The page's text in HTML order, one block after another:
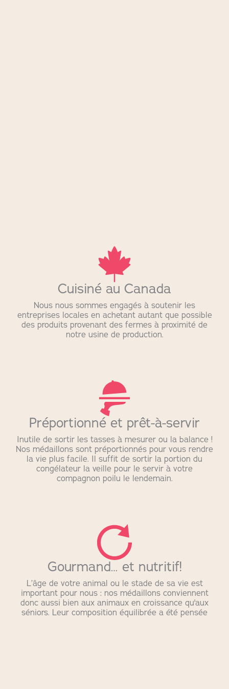
Cuisiné au Canada
Nous nous sommes engagés à soutenir les
entreprises locales en achetant autant que possible
des produits provenant des fermes à proximité de
notre usine de production.
Préportionné et prêt-à-servir
Inutile de sortir les tasses à mesurer ou la balance !
Nos médaillons sont préportionnés pour vous rendre
la vie plus facile. Il suffit de sortir la portion du
congélateur la veille pour le servir à votre
compagnon poilu le lendemain.
Gourmand… et nutritif!
L’âge de votre animal ou le stade de sa vie est
important pour nous : nos médaillons conviennent
donc aussi bien aux animaux en croissance qu'aux
séniors. Leur composition équilibrée a été pensée